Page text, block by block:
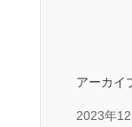
アーカイ
2023年12